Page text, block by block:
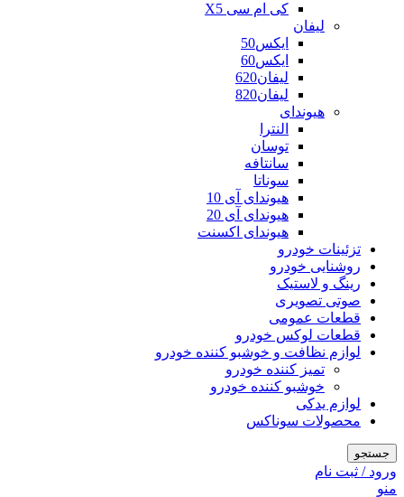
کی ام سی X5
لیفان
ایکس50
ایکس60
لیفان620
لیفان820
هیوندای
النترا
توسان
سانتافه
سوناتا
هیوندای آی 10
هیوندای آی 20
هیوندای اکسنت
تزئینات خودرو
روشنایی خودرو
رینگ و لاستیک
صوتی تصویری
قطعات عمومی
قطعات لوکس خودرو
لوازم نظافت و خوشبو کننده خودرو
تمیز کننده خودرو
خوشبو کننده خودرو
لوازم یدکی
محصولات سوناکس
جستجو
ورود / ثبت نام
منو